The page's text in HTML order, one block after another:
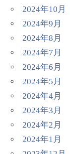
2024年10月
2024年9月
2024年8月
2024年7月
2024年6月
2024年5月
2024年4月
2024年3月
2024年2月
2024年1月